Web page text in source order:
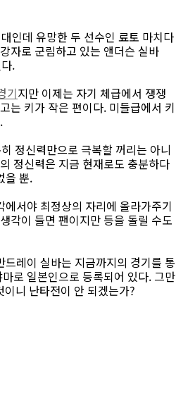
인데 유망한 두 선수인 료토 마치다
자로 군림하고 있는 앤더슨 실바
.
기지만 이제는 자기 체급에서 쟁쟁
는 키가 작은 편이다. 미들급에서 키
정신력만으로 극복할 꺼리는 아니
정신력은 지금 현재로도 충분하다
을 뿐.
서야 최정상의 자리에 올라가주기
각이 들면 팬이지만 등을 돌릴 수도
레이 실바는 지금까지의 경기를 통
로 일본인으로 등록되어 있다. 그만
니 난타전이 안 되겠는가?